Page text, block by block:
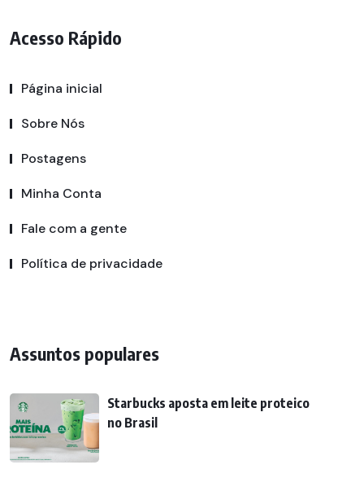
Acesso Rápido
Página inicial
Sobre Nós
Postagens
Minha Conta
Fale com a gente
Política de privacidade
Assuntos populares
Starbucks aposta em leite proteico
no Brasil